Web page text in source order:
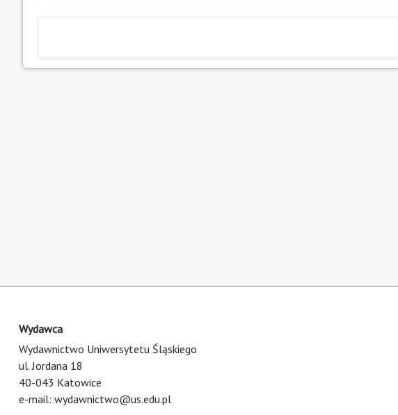
Wydawca
Wydawnictwo Uniwersytetu Śląskiego
ul. Jordana 18
40-043 Katowice
e-mail: wydawnictwo@us.edu.pl